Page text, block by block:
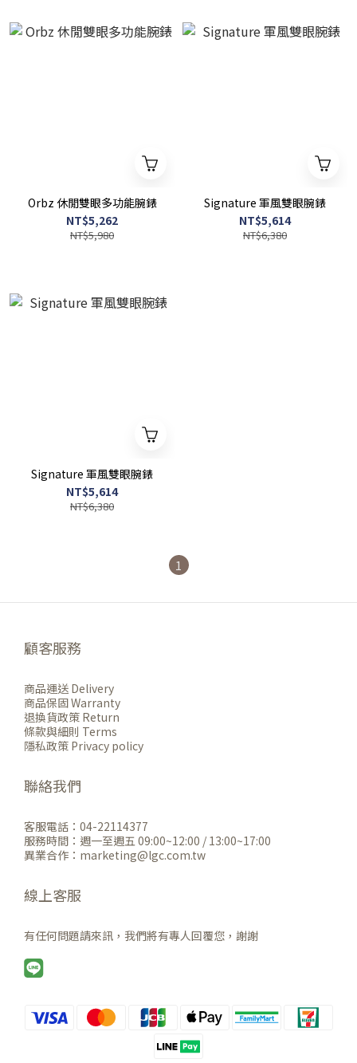
Orbz 休閒雙眼多功能腕錶
NT$5,262
NT$5,980
Signature 軍風雙眼腕錶
NT$5,614
NT$6,380
Signature 軍風雙眼腕錶
NT$5,614
NT$6,380
1
顧客服務
商品運送 Delivery
商品保固 Warranty
退換貨政策 Return
條款與細則 Terms
隱私政策 Privacy policy
聯絡我們
客服電話：04-22114377
服務時間：週一至週五 09:00~12:00 / 13:00~17:00
異業合作：marketing@lgc.com.tw
線上客服
有任何問題請來訊，我們將有專人回覆您，謝謝